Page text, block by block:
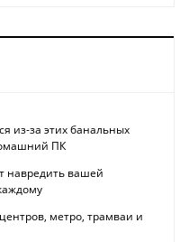
из-за этих банальных
ПК
навредить вашей
метро, трамваи и